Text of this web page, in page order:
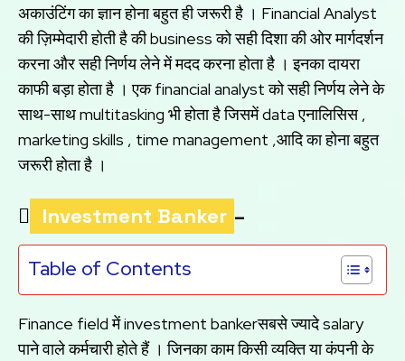
अकाउंटिंग का ज्ञान होना बहुत ही जरूरी है । Financial Analyst
की ज़िम्मेदारी होती है की business को सही दिशा की ओर मार्गदर्शन
करना और सही निर्णय लेने में मदद करना होता है । इनका दायरा
काफी बड़ा होता है । एक financial analyst को सही निर्णय लेने के
साथ-साथ multitasking भी होता है जिसमें data एनालिसिस ,
marketing skills , time management ,आदि का होना बहुत
जरूरी होता है ।
 Investment Banker –
Table of Contents
Finance field में investment bankerसबसे ज्यादे salary
पाने वाले कर्मचारी होते हैं । जिनका काम किसी व्यक्ति या कंपनी के